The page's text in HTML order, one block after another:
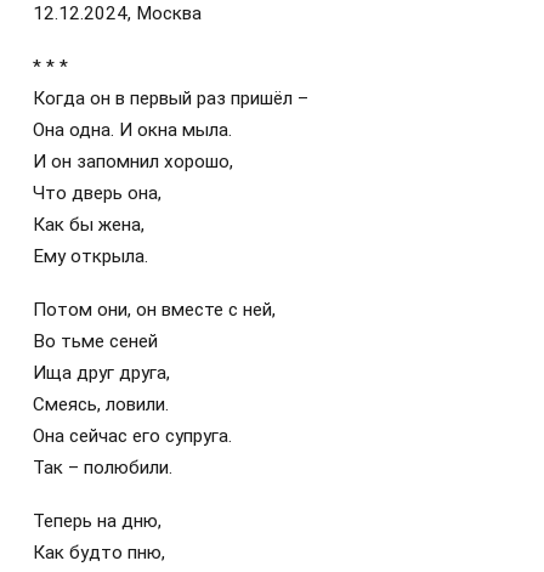
12.12.2024, Москва
* * *
Когда он в первый раз пришёл –
Она одна. И окна мыла.
И он запомнил хорошо,
Что дверь она,
Как бы жена,
Ему открыла.
Потом они, он вместе с ней,
Во тьме сеней
Ища друг друга,
Смеясь, ловили.
Она сейчас его супруга.
Так – полюбили.
Теперь на дню,
Как будто пню,